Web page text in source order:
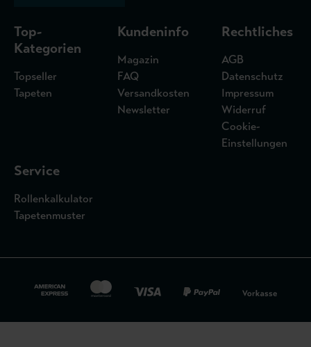
Top-
Kategorien
Topseller
Tapeten
Kundeninfo
Magazin
FAQ
Versandkosten
Newsletter
Rechtliches
AGB
Datenschutz
Impressum
Widerruf
Cookie-
Einstellungen
Service
Rollenkalkulator
Tapetenmuster